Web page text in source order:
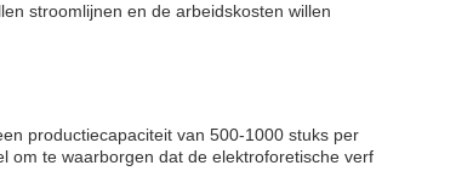
stroomlijnen en de arbeidskosten willen
productiecapaciteit van 500-1000 stuks per
om te waarborgen dat de elektroforetische verf